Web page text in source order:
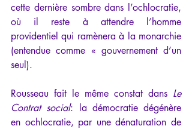
cette dernière sombre dans l’ochlocratie,
où il reste à attendre l’homme
providentiel qui ramènera à la monarchie
(entendue comme « gouvernement d’un
seul).
Rousseau fait le même constat dans Le
Contrat social: la démocratie dégénère
en ochlocratie, par une dénaturation de